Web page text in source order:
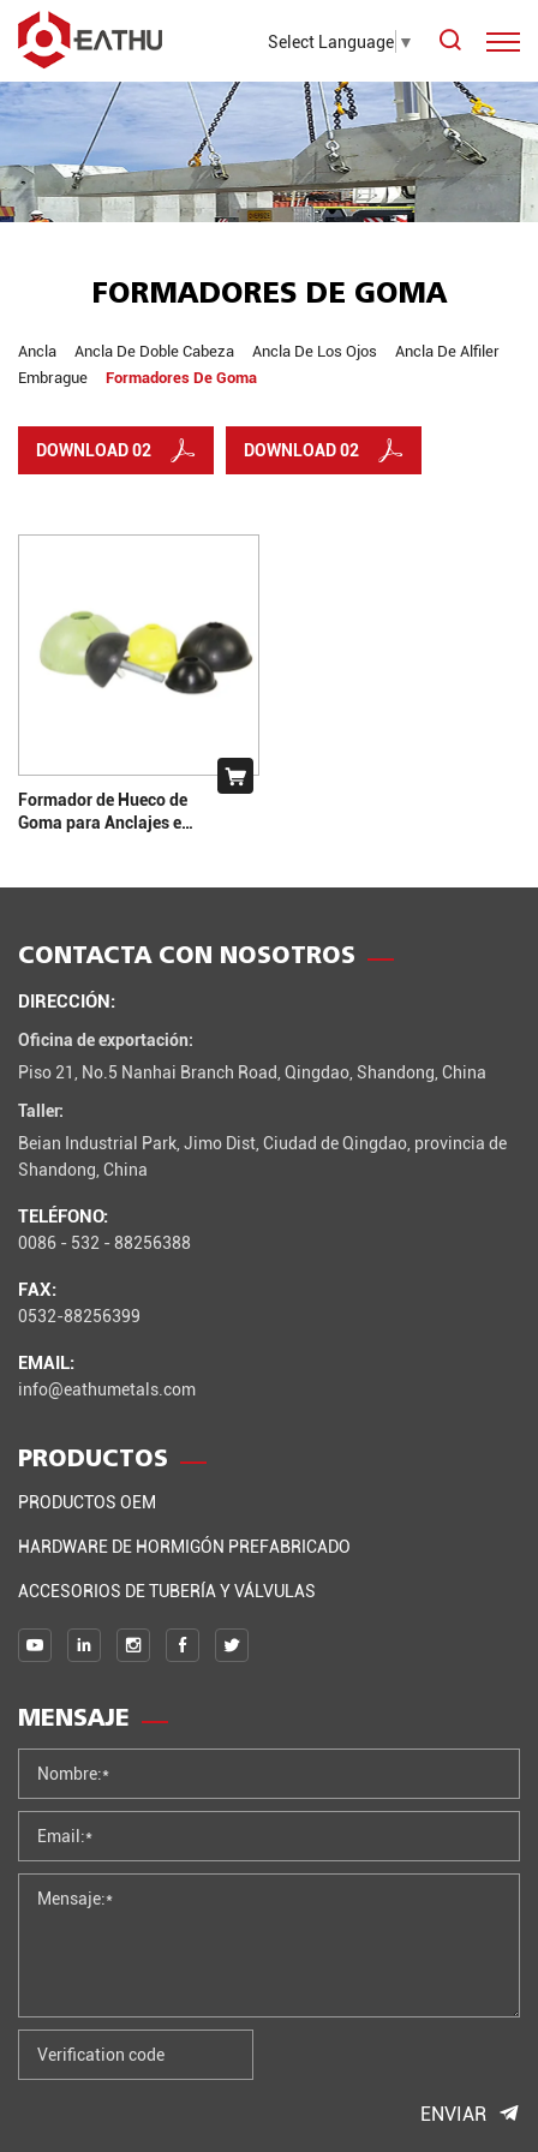
Select Language ▼
FORMADORES DE GOMA
Ancla Ancla De Doble Cabeza Ancla De Los Ojos
Ancla De Alfiler
Embrague
Formadores De Goma
DOWNLOAD 02 DOWNLOAD 02
Formador de Hueco de
Goma para Anclajes en
CONTACTA CON NOSOTROS
DIRECCIÓN:
Oficina de exportación:
Piso 21, No.5 Nanhai Branch Road, Qingdao, Shandong, China
Taller:
Beian Industrial Park, Jimo Dist, Ciudad de Qingdao, provincia de
Shandong, China
TELÉFONO:
0086 - 532 - 88256388
FAX:
0532-88256399
EMAIL:
info@eathumetals.com
PRODUCTOS
PRODUCTOS OEM
HARDWARE DE HORMIGÓN PREFABRICADO
ACCESORIOS DE TUBERÍA Y VÁLVULAS
MENSAJE
ENVIAR